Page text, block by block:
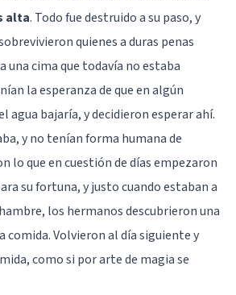
alta. Todo fue destruido a su paso, y
quienes a duras penas
una cima que todavía no estaba
la esperanza de que en algún
agua bajaría, y decidieron esperar ahí.
y no tenían forma humana de
lo que en cuestión de días empezaron
su fortuna, y justo cuando estaban a
los hermanos descubrieron una
comida. Volvieron al día siguiente y
como si por arte de magia se